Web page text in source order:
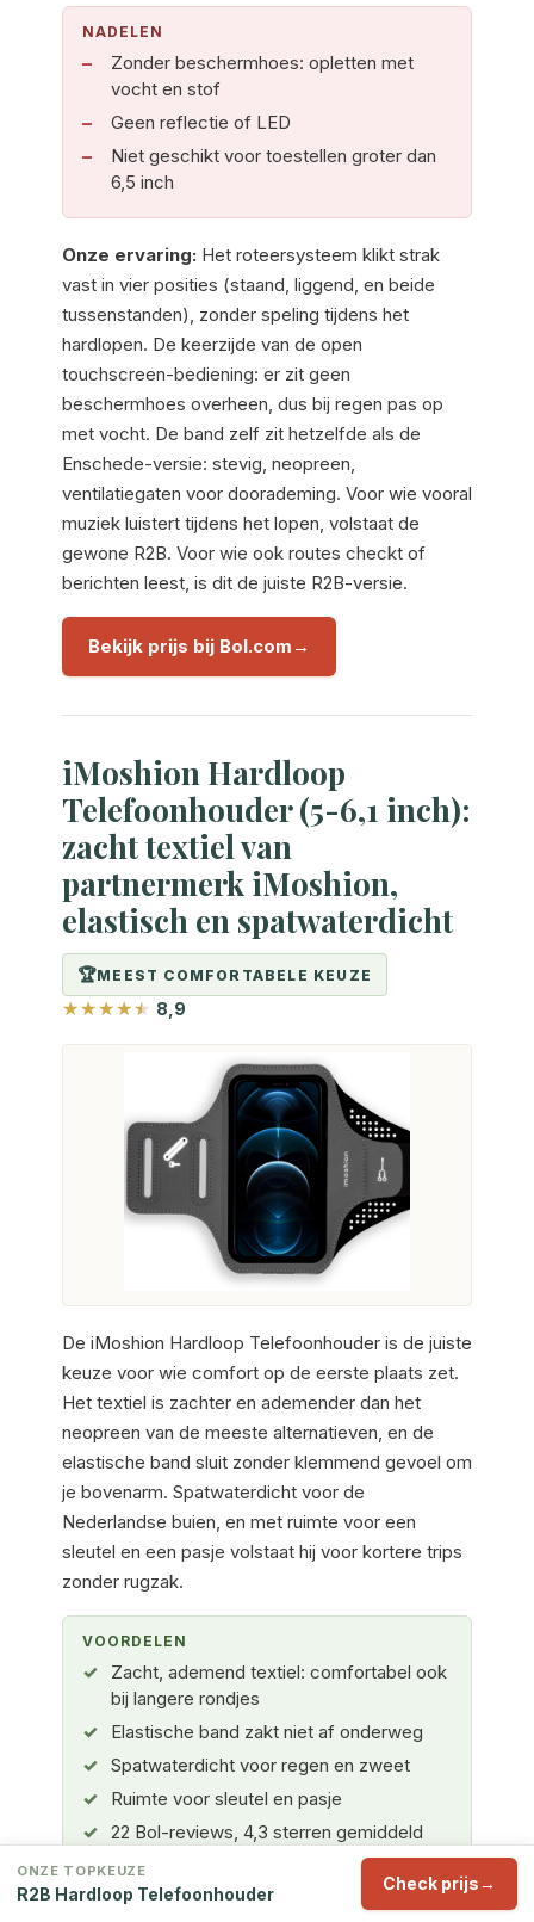
NADELEN
Zonder beschermhoes: opletten met
vocht en stof
Geen reflectie of LED
Niet geschikt voor toestellen groter dan
6,5 inch
Onze ervaring: Het roteersysteem klikt strak
vast in vier posities (staand, liggend, en beide
tussenstanden), zonder speling tijdens het
hardlopen. De keerzijde van de open
touchscreen-bediening: er zit geen
beschermhoes overheen, dus bij regen pas op
met vocht. De band zelf zit hetzelfde als de
Enschede-versie: stevig, neopreen,
ventilatiegaten voor doorademing. Voor wie vooral
muziek luistert tijdens het lopen, volstaat de
gewone R2B. Voor wie ook routes checkt of
berichten leest, is dit de juiste R2B-versie.
Bekijk prijs bij Bol.com
iMoshion Hardloop
Telefoonhouder (5-6,1 inch):
zacht textiel van
partnermerk iMoshion,
elastisch en spatwaterdicht
MEEST COMFORTABELE KEUZE
8,9
De iMoshion Hardloop Telefoonhouder is de juiste
keuze voor wie comfort op de eerste plaats zet.
Het textiel is zachter en ademender dan het
neopreen van de meeste alternatieven, en de
elastische band sluit zonder klemmend gevoel om
je bovenarm. Spatwaterdicht voor de
Nederlandse buien, en met ruimte voor een
sleutel en een pasje volstaat hij voor kortere trips
zonder rugzak.
VOORDELEN
Zacht, ademend textiel: comfortabel ook
bij langere rondjes
Elastische band zakt niet af onderweg
Spatwaterdicht voor regen en zweet
Ruimte voor sleutel en pasje
22 Bol-reviews, 4,3 sterren gemiddeld
ONZE TOPKEUZE
R2B Hardloop Telefoonhouder Check prijs